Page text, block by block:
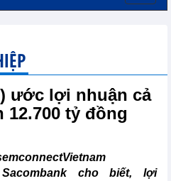
ước lợi nhuận cả
12.700 tỷ đồng
Sacombank cho biết, lợi